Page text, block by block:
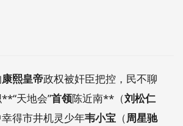
康熙皇帝政权被奸臣把控，民不聊
天地会”首领陈近南**（刘松仁
得市井机灵少年韦小宝 （周星驰